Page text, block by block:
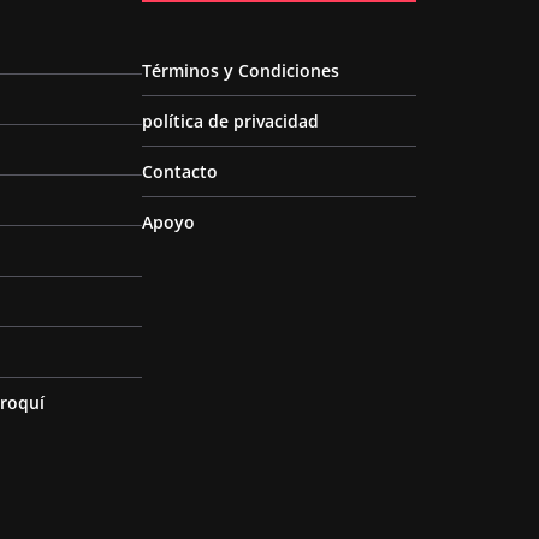
Términos y Condiciones
política de privacidad
Contacto
Apoyo